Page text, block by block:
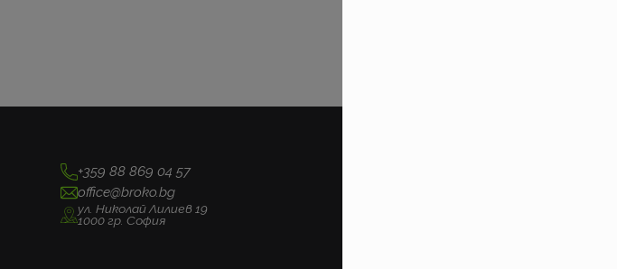
+359 88 869 04 57
office@broko.bg
ул. Николай Лилиев 19
1000 гр. София